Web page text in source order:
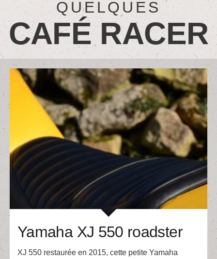
QUELQUES
CAFÉ RACER
Yamaha XJ 550 roadster
XJ 550 restaurée en 2015, cette petite Yamaha